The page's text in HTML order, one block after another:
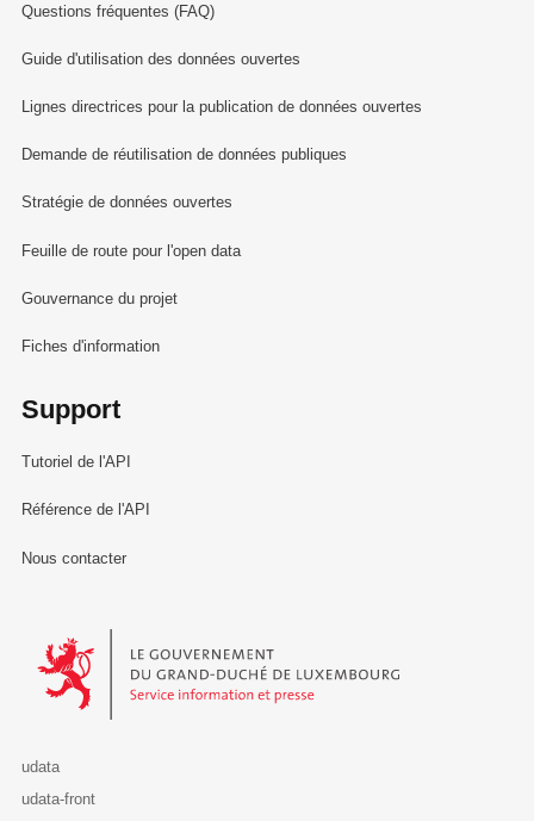
Questions fréquentes (FAQ)
Guide d'utilisation des données ouvertes
Lignes directrices pour la publication de données ouvertes
Demande de réutilisation de données publiques
Stratégie de données ouvertes
Feuille de route pour l'open data
Gouvernance du projet
Fiches d'information
Support
Tutoriel de l'API
Référence de l'API
Nous contacter
Le Gouvernement du Grand-Duché de Luxembourg - Service
udata
udata-front